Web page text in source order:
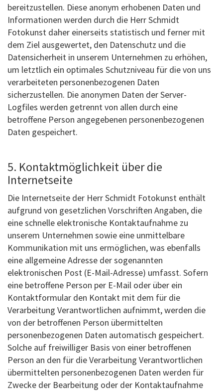
bereitzustellen. Diese anonym erhobenen Daten und
Informationen werden durch die Herr Schmidt
Fotokunst daher einerseits statistisch und ferner mit
dem Ziel ausgewertet, den Datenschutz und die
Datensicherheit in unserem Unternehmen zu erhöhen,
um letztlich ein optimales Schutzniveau für die von uns
verarbeiteten personenbezogenen Daten
sicherzustellen. Die anonymen Daten der Server-
Logfiles werden getrennt von allen durch eine
betroffene Person angegebenen personenbezogenen
Daten gespeichert.
5. Kontaktmöglichkeit über die
Internetseite
Die Internetseite der Herr Schmidt Fotokunst enthält
aufgrund von gesetzlichen Vorschriften Angaben, die
eine schnelle elektronische Kontaktaufnahme zu
unserem Unternehmen sowie eine unmittelbare
Kommunikation mit uns ermöglichen, was ebenfalls
eine allgemeine Adresse der sogenannten
elektronischen Post (E-Mail-Adresse) umfasst. Sofern
eine betroffene Person per E-Mail oder über ein
Kontaktformular den Kontakt mit dem für die
Verarbeitung Verantwortlichen aufnimmt, werden die
von der betroffenen Person übermittelten
personenbezogenen Daten automatisch gespeichert.
Solche auf freiwilliger Basis von einer betroffenen
Person an den für die Verarbeitung Verantwortlichen
übermittelten personenbezogenen Daten werden für
Zwecke der Bearbeitung oder der Kontaktaufnahme